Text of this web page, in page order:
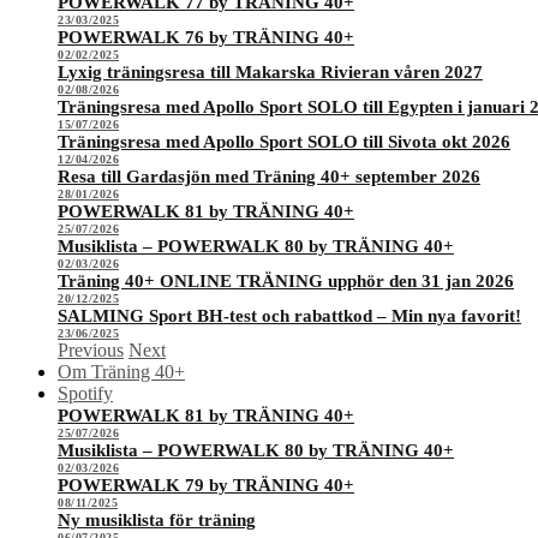
23/03/2025
POWERWALK 76 by TRÄNING 40+
02/02/2025
Lyxig träningsresa till Makarska Rivieran våren 2027
02/08/2026
Träningsresa med Apollo Sport SOLO till Egypten i januari
15/07/2026
Träningsresa med Apollo Sport SOLO till Sivota okt 2026
12/04/2026
Resa till Gardasjön med Träning 40+ september 2026
28/01/2026
POWERWALK 81 by TRÄNING 40+
25/07/2026
Musiklista – POWERWALK 80 by TRÄNING 40+
02/03/2026
Träning 40+ ONLINE TRÄNING upphör den 31 jan 2026
20/12/2025
SALMING Sport BH-test och rabattkod – Min nya favorit!
23/06/2025
Previous Next
Om Träning 40+
Spotify
POWERWALK 81 by TRÄNING 40+
25/07/2026
Musiklista – POWERWALK 80 by TRÄNING 40+
02/03/2026
POWERWALK 79 by TRÄNING 40+
08/11/2025
Ny musiklista för träning